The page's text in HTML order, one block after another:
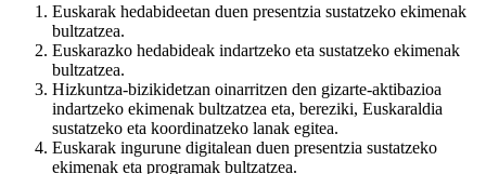
Euskarak hedabideetan duen presentzia sustatzeko ekimenak
bultzatzea.
Euskarazko hedabideak indartzeko eta sustatzeko ekimenak
bultzatzea.
Hizkuntza-bizikidetzan oinarritzen den gizarte-aktibazioa
indartzeko ekimenak bultzatzea eta, bereziki, Euskaraldia
sustatzeko eta koordinatzeko lanak egitea.
Euskarak ingurune digitalean duen presentzia sustatzeko
ekimenak eta programak bultzatzea.